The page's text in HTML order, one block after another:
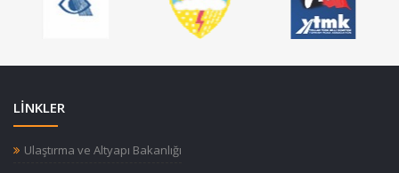
LİNKLER
Ulaştırma ve Altyapı Bakanlığı